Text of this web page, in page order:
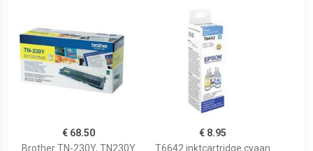
€ 68.50
Brother TN-230Y, TN230Y
€ 8.95
T6642 inktcartridge cyaan